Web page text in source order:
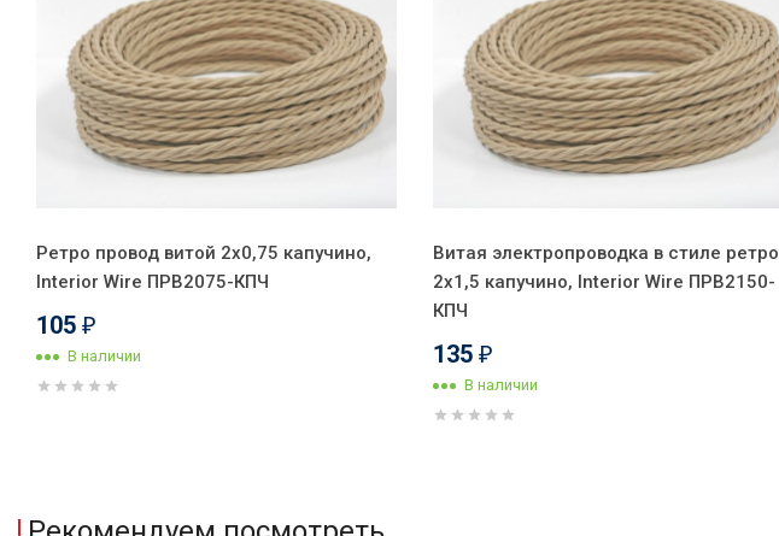
Ретро провод витой 2x0,75 капучино,
Interior Wire ПРВ2075-КПЧ
105 ₽
В наличии
Витая электропроводка в стиле ретро
2x1,5 капучино, Interior Wire ПРВ2150-
КПЧ
135 ₽
В наличии